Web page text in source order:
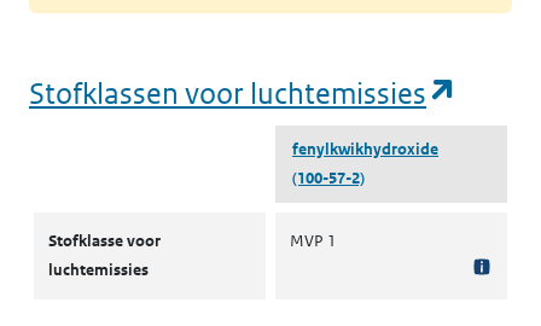
Stofklassen voor luchtemissies
fenylkwikhydroxide
(100-57-2)
Stofklasse voor
luchtemissies
MVP 1